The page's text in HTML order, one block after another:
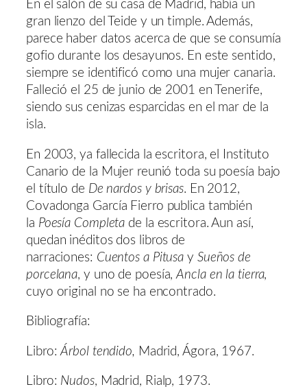
En el salón de su casa de Madrid, había un
gran lienzo del Teide y un timple. Además,
parece haber datos acerca de que se consumía
gofio durante los desayunos. En este sentido,
siempre se identificó como una mujer canaria.
Falleció el 25 de junio de 2001 en Tenerife,
siendo sus cenizas esparcidas en el mar de la
isla.
En 2003, ya fallecida la escritora, el Instituto
Canario de la Mujer reunió toda su poesía bajo
el título de De nardos y brisas. En 2012,
Covadonga García Fierro publica también
la Poesía Completa de la escritora. Aun así,
quedan inéditos dos libros de
narraciones: Cuentos a Pitusa y Sueños de
porcelana, y uno de poesía,Ancla en la tierra,
cuyo original no se ha encontrado.
Bibliografía:
Libro:Árbol tendido, Madrid, Ágora, 1967.
Libro: Nudos, Madrid, Rialp, 1973.